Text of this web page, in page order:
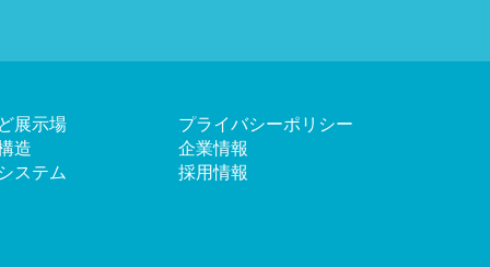
展示場
造
ステム
プライバシーポリシー
企業情報
採用情報